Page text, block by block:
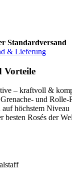
Standardversand
& Lieferung
Vorteile
– kraftvoll &
und Rolle-
höchstem Niveau
besten Rosés der